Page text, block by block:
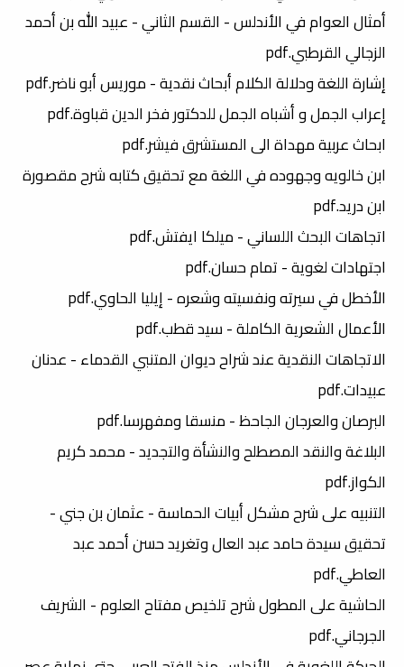
أمثال العوام في الأندلس - القسم الثاني - عبيد الله بن أحمد
الزجالي القرطبي.pdf
إشارة اللغة ودلالة الكلام أبحاث نقدية - موريس أبو ناضر.pdf
إعراب الجمل و أشباه الجمل للدكتور فخر الدين قباوة.pdf
ابحاث عربية مهداة الى المستشرق فيشر.pdf
ابن خالويه وجهوده في اللغة مع تحقيق كتابه شرح مقصورة
ابن دريد.pdf
اتجاهات البحث اللساني - ميلكا ايفتش.pdf
اجتهادات لغوية - تمام حسان.pdf
الأخطل في سيرته ونفسيته وشعره - إيليا الحاوي.pdf
الأعمال الشعرية الكاملة - سيد قطب.pdf
الاتجاهات النقدية عند شراح ديوان المتنبي القدماء - عدنان
عبيدات.pdf
البرصان والعرجان الجاحظ - منسقا ومفهرسا.pdf
البلاغة والنقد المصطلح والنشأة والتجديد - محمد كريم
الكواز.pdf
التنبيه على شرح مشكل أبيات الحماسة - عثمان بن جني -
تحقيق سيدة حامد عبد العال وتغريد حسن أحمد عبد
العاطي.pdf
الحاشية على المطول شرح تلخيص مفتاح العلوم - الشريف
الجرجاني.pdf